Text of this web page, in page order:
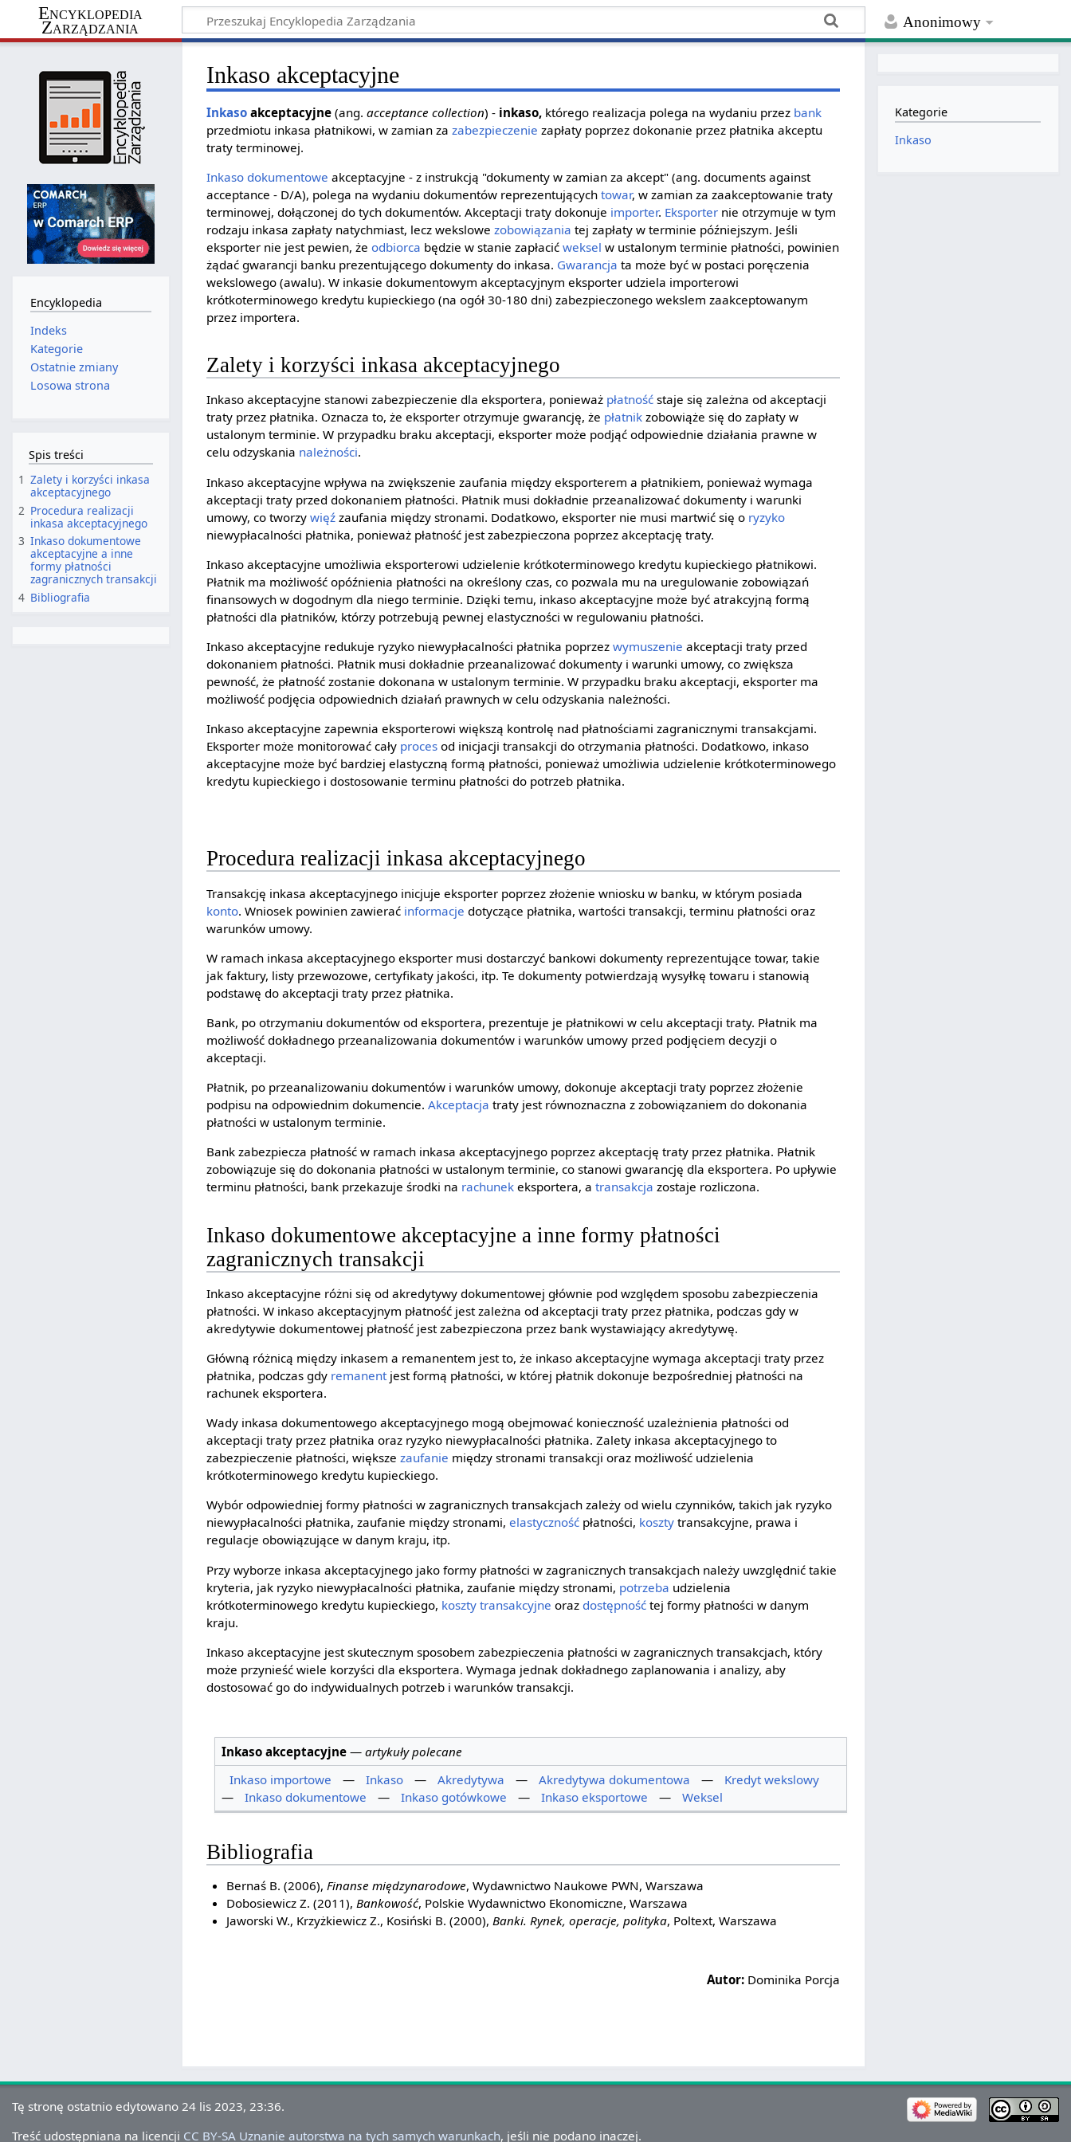
Anonimowy
Encyklopedia
Zarządzania
Inkaso akceptacyjne
Inkaso akceptacyjne (ang.acceptance collection) - inkaso, którego realizacja polega na wydaniu przez bank
przedmiotu inkasa płatnikowi, w zamian zazabezpieczenie zapłaty poprzez dokonanie przez płatnika akceptu
traty terminowej.
Inkaso dokumentowe akceptacyjne - z instrukcją "dokumenty w zamian za akcept" (ang. documents against
acceptance - D/A), polega na wydaniu dokumentów reprezentującychtowar, w zamian za zaakceptowanie traty
terminowej, dołączonej do tych dokumentów. Akceptacji traty dokonuje importer. Eksporter nie otrzymuje w tym
rodzaju inkasa zapłaty natychmiast, lecz wekslowezobowiązania tej zapłaty w terminie późniejszym. Jeśli
eksporter nie jest pewien, żeodbiorca będzie w stanie zapłacićweksel w ustalonym terminie płatności, powinien
żądać gwarancji banku prezentującego dokumenty do inkasa. Gwarancja ta może być w postaci poręczenia
wekslowego (awalu). W inkasie dokumentowym akceptacyjnym eksporter udziela importerowi
krótkoterminowego kredytu kupieckiego (na ogół 30-180 dni) zabezpieczonego wekslem zaakceptowanym
przez importera.
Zalety i korzyści inkasa akceptacyjnego
Inkaso akceptacyjne stanowi zabezpieczenie dla eksportera, ponieważ płatność staje się zależna od akceptacji
traty przez płatnika. Oznacza to, że eksporter otrzymuje gwarancję, że płatnik zobowiąże się do zapłaty w
ustalonym terminie. W przypadku braku akceptacji, eksporter może podjąć odpowiednie działania prawne w
celu odzyskania należności.
Inkaso akceptacyjne wpływa na zwiększenie zaufania między eksporterem a płatnikiem, ponieważ wymaga
akceptacji traty przed dokonaniem płatności. Płatnik musi dokładnie przeanalizować dokumenty i warunki
umowy, co tworzywięź zaufania między stronami. Dodatkowo, eksporter nie musi martwić się o ryzyko
niewypłacalności płatnika, ponieważ płatność jest zabezpieczona poprzez akceptację traty.
Inkaso akceptacyjne umożliwia eksporterowi udzielenie krótkoterminowego kredytu kupieckiego płatnikowi.
Płatnik ma możliwość opóźnienia płatności na określony czas, co pozwala mu na uregulowanie zobowiązań
finansowych w dogodnym dla niego terminie. Dzięki temu, inkaso akceptacyjne może być atrakcyjną formą
płatności dla płatników, którzy potrzebują pewnej elastyczności w regulowaniu płatności.
Inkaso akceptacyjne redukuje ryzyko niewypłacalności płatnika poprzezwymuszenie akceptacji traty przed
dokonaniem płatności. Płatnik musi dokładnie przeanalizować dokumenty i warunki umowy, co zwiększa
pewność, że płatność zostanie dokonana w ustalonym terminie. W przypadku braku akceptacji, eksporter ma
możliwość podjęcia odpowiednich działań prawnych w celu odzyskania należności.
Inkaso akceptacyjne zapewnia eksporterowi większą kontrolę nad płatnościami zagranicznymi transakcjami.
Eksporter może monitorować cały proces od inicjacji transakcji do otrzymania płatności. Dodatkowo, inkaso
akceptacyjne może być bardziej elastyczną formą płatności, ponieważ umożliwia udzielenie krótkoterminowego
kredytu kupieckiego i dostosowanie terminu płatności do potrzeb płatnika.
Procedura realizacji inkasa akceptacyjnego
Transakcję inkasa akceptacyjnego inicjuje eksporter poprzez złożenie wniosku w banku, w którym posiada
konto. Wniosek powinien zawierać informacje dotyczące płatnika, wartości transakcji, terminu płatności oraz
warunków umowy.
W ramach inkasa akceptacyjnego eksporter musi dostarczyć bankowi dokumenty reprezentujące towar, takie
jak faktury, listy przewozowe, certyfikaty jakości, itp. Te dokumenty potwierdzają wysyłkę towaru i stanowią
podstawę do akceptacji traty przez płatnika.
Bank, po otrzymaniu dokumentów od eksportera, prezentuje je płatnikowi w celu akceptacji traty. Płatnik ma
możliwość dokładnego przeanalizowania dokumentów i warunków umowy przed podjęciem decyzji o
akceptacji.
Płatnik, po przeanalizowaniu dokumentów i warunków umowy, dokonuje akceptacji traty poprzez złożenie
podpisu na odpowiednim dokumencie.Akceptacja traty jest równoznaczna z zobowiązaniem do dokonania
płatności w ustalonym terminie.
Bank zabezpiecza płatność w ramach inkasa akceptacyjnego poprzez akceptację traty przez płatnika. Płatnik
zobowiązuje się do dokonania płatności w ustalonym terminie, co stanowi gwarancję dla eksportera. Po upływie
terminu płatności, bank przekazuje środki na rachunek eksportera, atransakcja zostaje rozliczona.
Inkaso dokumentowe akceptacyjne a inne formy płatności
zagranicznych transakcji
Inkaso akceptacyjne różni się od akredytywy dokumentowej głównie pod względem sposobu zabezpieczenia
płatności. W inkaso akceptacyjnym płatność jest zależna od akceptacji traty przez płatnika, podczas gdy w
akredytywie dokumentowej płatność jest zabezpieczona przez bank wystawiający akredytywę.
Główną różnicą między inkasem a remanentem jest to, że inkaso akceptacyjne wymaga akceptacji traty przez
płatnika, podczas gdy remanent jest formą płatności, w której płatnik dokonuje bezpośredniej płatności na
rachunek eksportera.
Wady inkasa dokumentowego akceptacyjnego mogą obejmować konieczność uzależnienia płatności od
akceptacji traty przez płatnika oraz ryzyko niewypłacalności płatnika. Zalety inkasa akceptacyjnego to
zabezpieczenie płatności, większezaufanie między stronami transakcji oraz możliwość udzielenia
krótkoterminowego kredytu kupieckiego.
Wybór odpowiedniej formy płatności w zagranicznych transakcjach zależy od wielu czynników, takich jak ryzyko
niewypłacalności płatnika, zaufanie między stronami,elastyczność płatności, koszty transakcyjne, prawa i
regulacje obowiązujące w danym kraju, itp.
Przy wyborze inkasa akceptacyjnego jako formy płatności w zagranicznych transakcjach należy uwzględnić takie
kryteria, jak ryzyko niewypłacalności płatnika, zaufanie między stronami, potrzeba udzielenia
krótkoterminowego kredytu kupieckiego, koszty transakcyjne oraz dostępność tej formy płatności w danym
kraju.
Inkaso akceptacyjne jest skutecznym sposobem zabezpieczenia płatności w zagranicznych transakcjach, który
może przynieść wiele korzyści dla eksportera. Wymaga jednak dokładnego zaplanowania i analizy, aby
dostosować go do indywidualnych potrzeb i warunków transakcji.
Inkaso akceptacyjne— artykuły polecane
Inkaso importowe
— Inkaso — Akredytywa — Akredytywa dokumentowa —
Kredyt wekslowy
—
Inkaso dokumentowe — Inkaso gotówkowe — Inkaso eksportowe — Weksel
Bibliografia
Bernaś B. (2006), Finanse międzynarodowe, Wydawnictwo Naukowe PWN, Warszawa
Dobosiewicz Z. (2011), Bankowość, Polskie Wydawnictwo Ekonomiczne, Warszawa
Jaworski W., Krzyżkiewicz Z., Kosiński B. (2000), Banki. Rynek, operacje, polityka, Poltext, Warszawa
Autor: Dominika Porcja
Encyklopedia
Indeks
Kategorie
Ostatnie zmiany
Losowa strona
Spis treści
1 Zalety i korzyści inkasa
akceptacyjnego
2 Procedura realizacji
inkasa akceptacyjnego
3 Inkaso dokumentowe
akceptacyjne a inne
formy płatności
zagranicznych transakcji
4 Bibliografia
Kategorie
Inkaso
Tę stronę ostatnio edytowano 24 lis 2023, 23:36.
Treść udostępniana na licencji CC BY-SA Uznanie autorstwa na tych samych warunkach, jeśli nie podano inaczej.